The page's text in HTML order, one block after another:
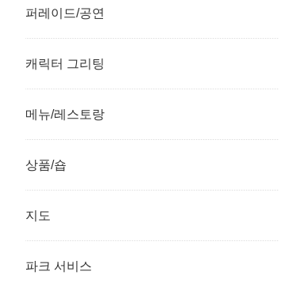
퍼레이드/공연
캐릭터 그리팅
메뉴/레스토랑
상품/숍
지도
파크 서비스